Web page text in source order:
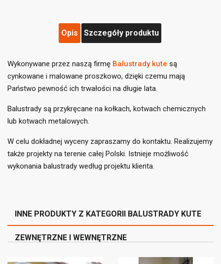
Dodaj do listy życzeń
((label))
((cancelText))
Zaloguj się
Musisz być zalogowany by zapisać produkty na swojej
liście życzeń.
((cancelText)) ((loginText))
Opis Szczegóły produktu
Wykonywane przez naszą firmę Balustrady kute są
cynkowane i malowane proszkowo, dzięki czemu mają
Państwo pewność ich trwałości na długie lata.
Balustrady są przykręcane na kołkach, kotwach chemicznych
lub kotwach metalowych.
W celu dokładnej wyceny zapraszamy do kontaktu. Realizujemy
także projekty na terenie całej Polski. Istnieje możliwość
wykonania balustrady według projektu klienta.
INNE PRODUKTY Z KATEGORII BALUSTRADY KUTE
ZEWNĘTRZNE I WEWNĘTRZNE